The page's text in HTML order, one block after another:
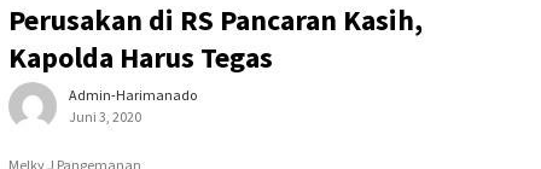
Perusakan di RS Pancaran Kasih,
Kapolda Harus Tegas
Admin-Harimanado
Juni 3, 2020
Melky J Pangemanan